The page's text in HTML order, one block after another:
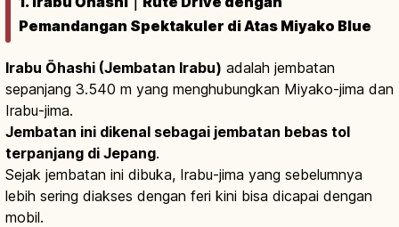
Pemandangan Spektakuler di Atas Miyako Blue
Irabu Ōhashi (Jembatan Irabu) adalah jembatan
sepanjang 3.540 m yang menghubungkan Miyako-jima dan
Irabu-jima.
Jembatan ini dikenal sebagai jembatan bebas tol
terpanjang di Jepang.
Sejak jembatan ini dibuka, Irabu-jima yang sebelumnya
lebih sering diakses dengan feri kini bisa dicapai dengan
mobil.